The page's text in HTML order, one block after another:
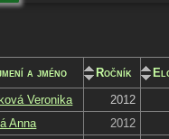
a jméno Ročník
Veronika 2012
Anna 2012